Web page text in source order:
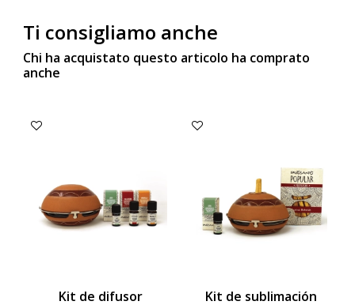
Ti consigliamo anche
Chi ha acquistato questo articolo ha comprato
anche
Kit de difusor
Kit de sublimación